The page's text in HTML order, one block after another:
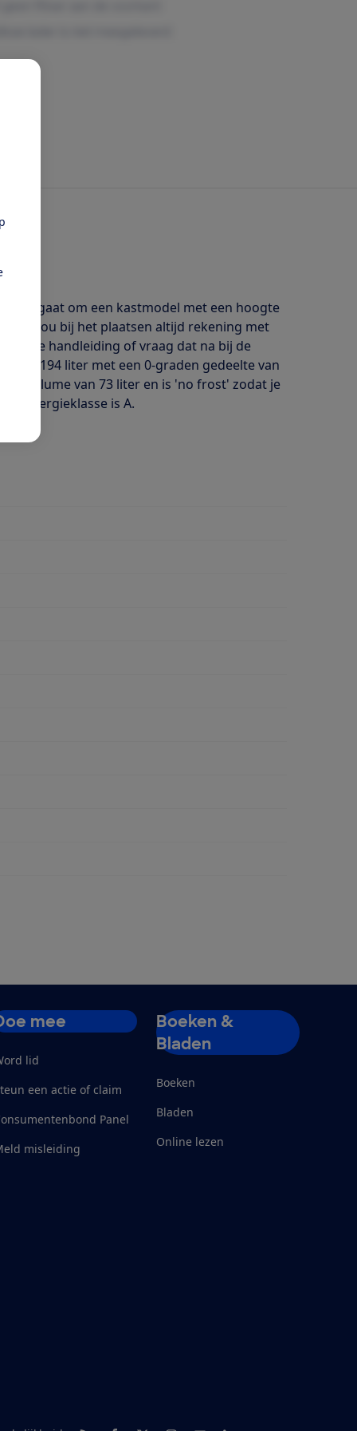
Het gaat om een kastmodel met een hoogte
op: hou bij het plaatsen altijd rekening met
de handleiding of vraag dat na bij de
van 194 liter met een 0-graden gedeelte van
volume van 73 liter en is 'no frost' zodat je
energieklasse is A.
mee
lid
een actie of claim
Panel
misleiding
Boeken &
Bladen
Boeken
Bladen
Online lezen